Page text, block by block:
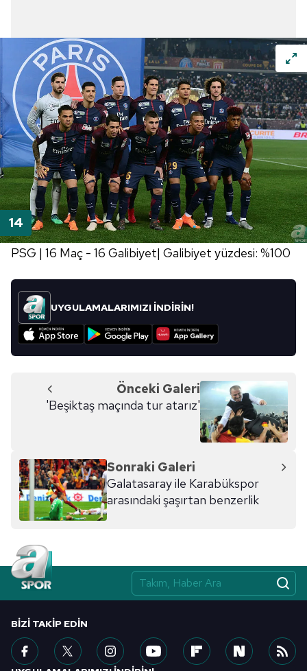
PSG | 16 Maç - 16 Galibiyet| Galibiyet yüzdesi: %100
UYGULAMALARIMIZI İNDİRİN!
Önceki Galeri
'Beşiktaş maçında tur atarız'
Sonraki Galeri
Galatasaray ile Karabükspor
arasındaki şaşırtan benzerlik
BIZI TAKIP EDIN